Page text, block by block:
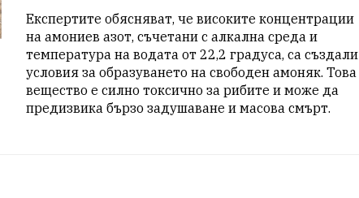
Експертите обясняват, че високите концентрации
на амониев азот, съчетани с алкална среда и
температура на водата от 22,2 градуса, са създали
условия за образуването на свободен амоняк. Това
вещество е силно токсично за рибите и може да
предизвика бързо задушаване и масова смърт.